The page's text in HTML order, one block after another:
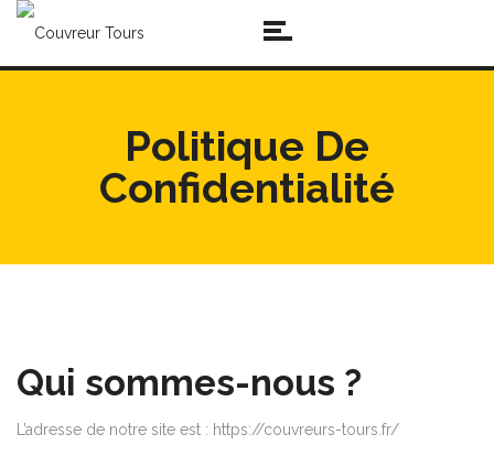
Politique De
Confidentialité
Qui sommes-nous ?
L’adresse de notre site est : https://couvreurs-tours.fr/